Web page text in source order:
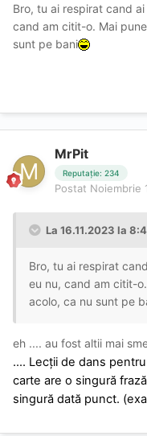
Bro, tu ai respirat cand
cand am citit-o. Mai
sunt pe bani
MrPit
Reputație: 234
Postat Noiembrie
La 16.11.2023 la
Bro, tu ai respirat
eu nu, cand am citit-
acolo, ca nu sunt pe
eh .... au fost altii mai
.... Lecții de dans
carte are o singură
singură dată punct.